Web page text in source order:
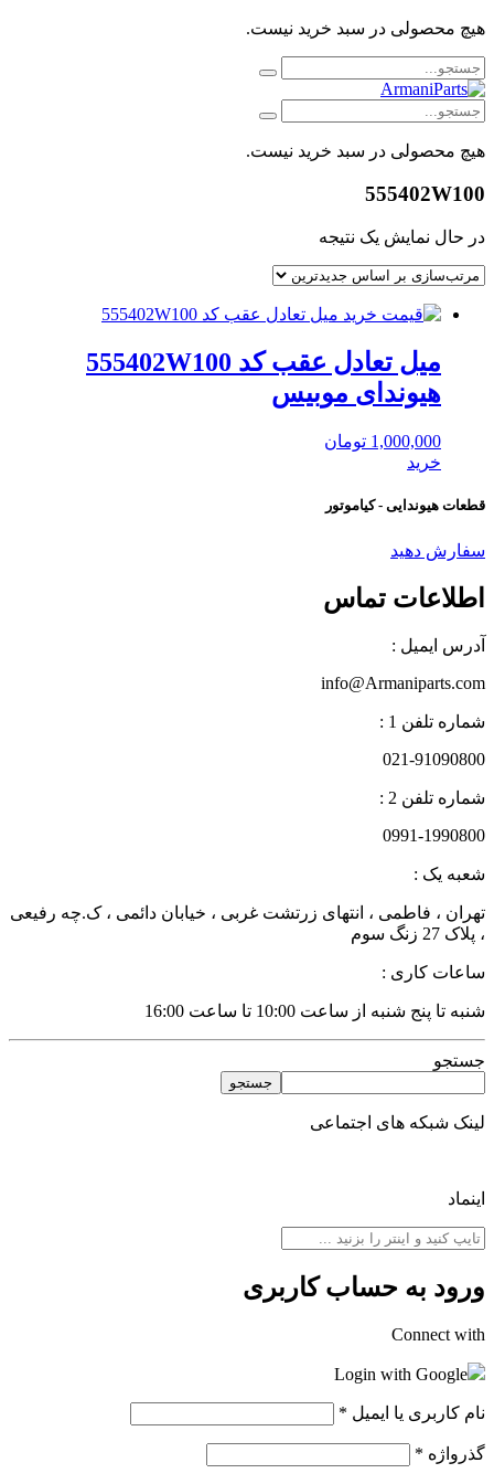
هیچ محصولی در سبد خرید نیست.
هیچ محصولی در سبد خرید نیست.
555402W100
در حال نمایش یک نتیجه
میل تعادل عقب کد 555402W100
هیوندای موبیس
1,000,000 تومان
خرید
قطعات هیوندایی - کیاموتور
سفارش دهید
اطلاعات تماس
آدرس ایمیل :
info@Armaniparts.com
شماره تلفن 1 :
021-91090800
شماره تلفن 2 :
0991-1990800
شعبه یک :
تهران ، فاطمی ، انتهای زرتشت غربی ، خیابان دائمی ، ک.چه رفیعی
، پلاک 27 زنگ سوم
ساعات کاری :
شنبه تا پنج شنبه از ساعت 10:00 تا ساعت 16:00
جستجو
جستجو
لینک شبکه های اجتماعی
اینماد
ورود به حساب کاربری
Connect with
Login with Google
نام کاربری یا ایمیل *
گذرواژه *